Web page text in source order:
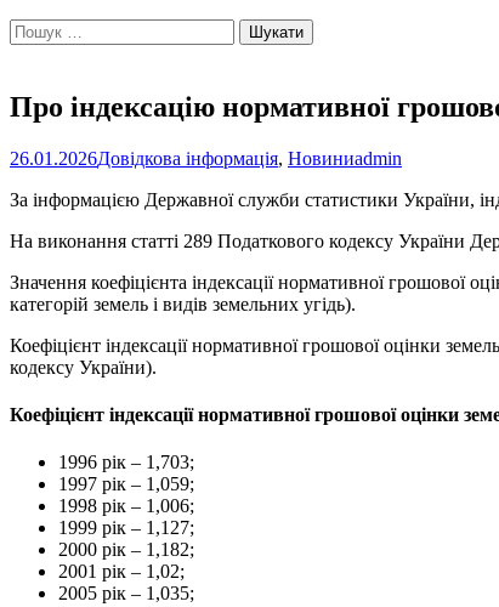
Пошук:
Про індексацію нормативної
26.01.2026Довідкова інформація, Новиниadmin
За інформацією Державної служби статистики України,
На виконання статті 289 Податкового кодексу України
Значення коефіцієнта індексації нормативної грошової
категорій земель і видів земельних угідь).
Коефіцієнт індексації нормативної грошової оцінки
кодексу України).
Коефіцієнт індексації нормативної грошової оцінки
1996 рік – 1,703;
1997 рік – 1,059;
1998 рік – 1,006;
1999 рік – 1,127;
2000 рік – 1,182;
2001 рік – 1,02;
2005 рік – 1,035;